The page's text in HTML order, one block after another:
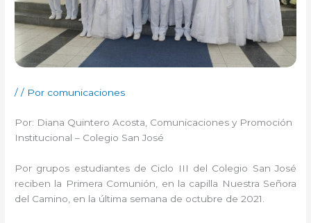
// Por comunicaciones
Por: Diana Quintero Acosta, Comunicaciones y Promoción
Institucional – Colegio San José
Por grupos estudiantes de Ciclo III del Colegio San José
reciben la Primera Comunión, en la capilla Nuestra Señora
del Camino, en la última semana de octubre de 2021.